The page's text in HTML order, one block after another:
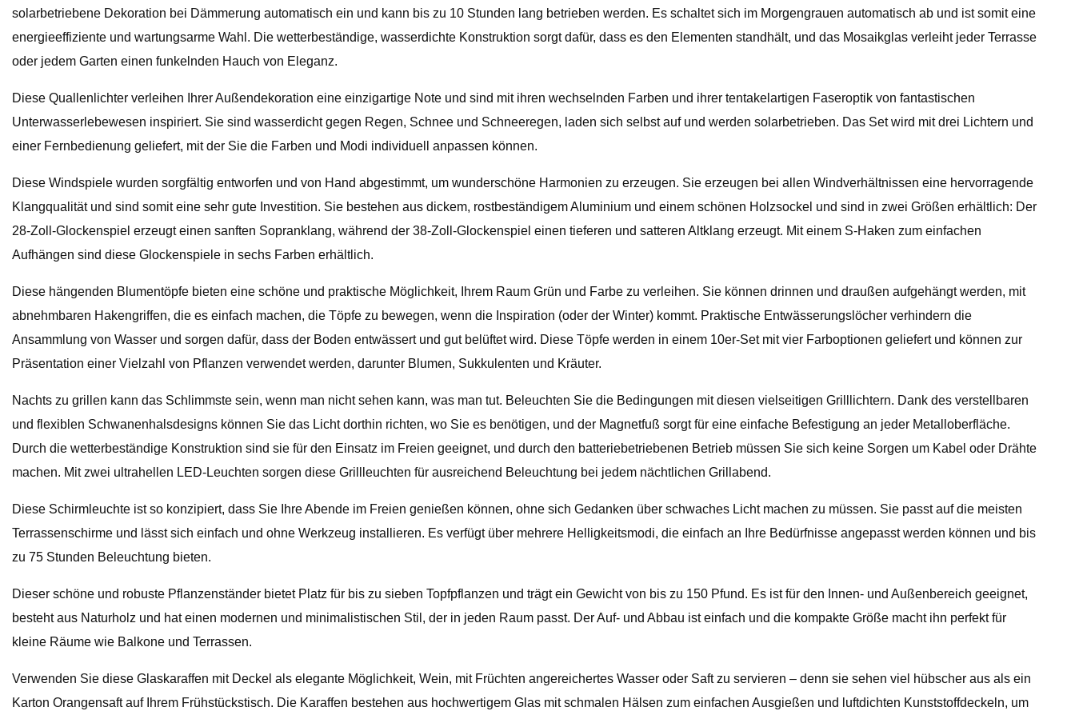
solarbetriebene Dekoration bei Dämmerung automatisch ein und kann bis zu 10 Stunden lang betrieben werden. Es schaltet sich im Morgengrauen automatisch ab und ist somit eine
energieeffiziente und wartungsarme Wahl. Die wetterbeständige, wasserdichte Konstruktion sorgt dafür, dass es den Elementen standhält, und das Mosaikglas verleiht jeder Terrasse
oder jedem Garten einen funkelnden Hauch von Eleganz.
Diese Quallenlichter verleihen Ihrer Außendekoration eine einzigartige Note und sind mit ihren wechselnden Farben und ihrer tentakelartigen Faseroptik von fantastischen
Unterwasserlebewesen inspiriert. Sie sind wasserdicht gegen Regen, Schnee und Schneeregen, laden sich selbst auf und werden solarbetrieben. Das Set wird mit drei Lichtern und
einer Fernbedienung geliefert, mit der Sie die Farben und Modi individuell anpassen können.
Diese Windspiele wurden sorgfältig entworfen und von Hand abgestimmt, um wunderschöne Harmonien zu erzeugen. Sie erzeugen bei allen Windverhältnissen eine hervorragende
Klangqualität und sind somit eine sehr gute Investition. Sie bestehen aus dickem, rostbeständigem Aluminium und einem schönen Holzsockel und sind in zwei Größen erhältlich: Der
28-Zoll-Glockenspiel erzeugt einen sanften Sopranklang, während der 38-Zoll-Glockenspiel einen tieferen und satteren Altklang erzeugt. Mit einem S-Haken zum einfachen
Aufhängen sind diese Glockenspiele in sechs Farben erhältlich.
Diese hängenden Blumentöpfe bieten eine schöne und praktische Möglichkeit, Ihrem Raum Grün und Farbe zu verleihen. Sie können drinnen und draußen aufgehängt werden, mit
abnehmbaren Hakengriffen, die es einfach machen, die Töpfe zu bewegen, wenn die Inspiration (oder der Winter) kommt. Praktische Entwässerungslöcher verhindern die
Ansammlung von Wasser und sorgen dafür, dass der Boden entwässert und gut belüftet wird. Diese Töpfe werden in einem 10er-Set mit vier Farboptionen geliefert und können zur
Präsentation einer Vielzahl von Pflanzen verwendet werden, darunter Blumen, Sukkulenten und Kräuter.
Nachts zu grillen kann das Schlimmste sein, wenn man nicht sehen kann, was man tut. Beleuchten Sie die Bedingungen mit diesen vielseitigen Grilllichtern. Dank des verstellbaren
und flexiblen Schwanenhalsdesigns können Sie das Licht dorthin richten, wo Sie es benötigen, und der Magnetfuß sorgt für eine einfache Befestigung an jeder Metalloberfläche.
Durch die wetterbeständige Konstruktion sind sie für den Einsatz im Freien geeignet, und durch den batteriebetriebenen Betrieb müssen Sie sich keine Sorgen um Kabel oder Drähte
machen. Mit zwei ultrahellen LED-Leuchten sorgen diese Grillleuchten für ausreichend Beleuchtung bei jedem nächtlichen Grillabend.
Diese Schirmleuchte ist so konzipiert, dass Sie Ihre Abende im Freien genießen können, ohne sich Gedanken über schwaches Licht machen zu müssen. Sie passt auf die meisten
Terrassenschirme und lässt sich einfach und ohne Werkzeug installieren. Es verfügt über mehrere Helligkeitsmodi, die einfach an Ihre Bedürfnisse angepasst werden können und bis
zu 75 Stunden Beleuchtung bieten.
Dieser schöne und robuste Pflanzenständer bietet Platz für bis zu sieben Topfpflanzen und trägt ein Gewicht von bis zu 150 Pfund. Es ist für den Innen- und Außenbereich geeignet,
besteht aus Naturholz und hat einen modernen und minimalistischen Stil, der in jeden Raum passt. Der Auf- und Abbau ist einfach und die kompakte Größe macht ihn perfekt für
kleine Räume wie Balkone und Terrassen.
Verwenden Sie diese Glaskaraffen mit Deckel als elegante Möglichkeit, Wein, mit Früchten angereichertes Wasser oder Saft zu servieren – denn sie sehen viel hübscher aus als ein
Karton Orangensaft auf Ihrem Frühstückstisch. Die Karaffen bestehen aus hochwertigem Glas mit schmalen Hälsen zum einfachen Ausgießen und luftdichten Kunststoffdeckeln, um